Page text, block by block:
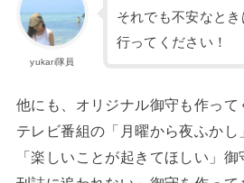
yukari隊員
それでも不安なと
行ってください！
他にも、オリジナル御守も作って
テレビ番組の「月曜から夜ふか
「楽しいことが起きてほしい」